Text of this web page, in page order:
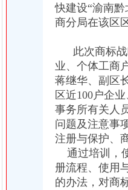
1000万 （增资）
进出口权）
（进出口权）
商注册）
册）
进出口权)
万 （增资）
商注册）
快建设“渝南
商分局在该区
此次商标战
业、个体工商
蒋继华、副区
区近100户企
事务所有关人
问题及注意事
注册与保护、
通过培训，
册流程、使用
的办法，对商